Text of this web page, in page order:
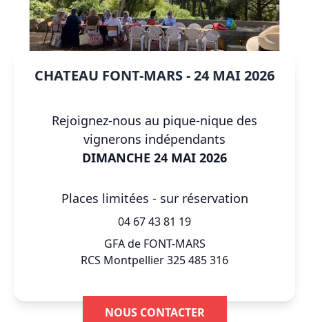
CHATEAU FONT-MARS - 24 MAI 2026
Rejoignez-nous au pique-nique des
vignerons indépendants
DIMANCHE 24 MAI 2026
Places limitées - sur réservation
04 67 43 81 19
GFA de FONT-MARS
RCS Montpellier 325 485 316
NOUS CONTACTER